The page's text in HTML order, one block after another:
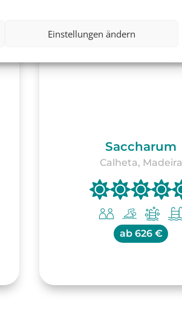
Einstellungen ändern
Saccharum
Calheta, Madeira
ab 626 €